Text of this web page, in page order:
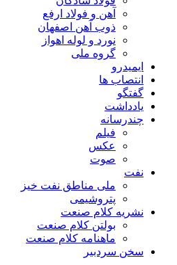
آهن و فولاد ارفع
ذوب آهن اصفهان
نورد و لوله اهواز
گروه ملی
ایمیدرو
انتصاب ها
گفتگو
یادداشت
چندرسانه
فیلم
عکس
صوت
نفت
ملی مناطق نفت خیز
پتروشیمی
نشریه کلام صنعت
بولتن کلام صنعت
ماهنامه کلام صنعت
سخن سردبیر